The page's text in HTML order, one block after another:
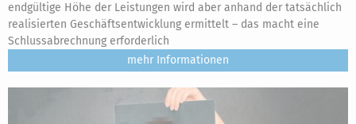
endgültige Höhe der Leistungen wird aber anhand der tatsächlich
realisierten Geschäftsentwicklung ermittelt – das macht eine
Schlussabrechnung erforderlich
mehr